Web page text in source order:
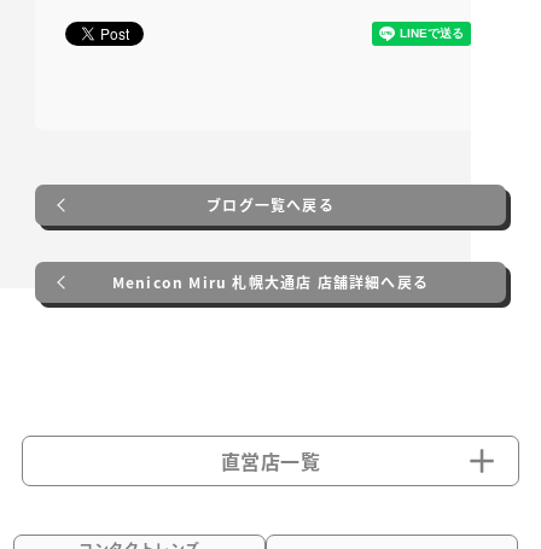
ブログ一覧へ戻る
Menicon Miru 札幌大通店 店舗詳細へ戻る
直営店一覧